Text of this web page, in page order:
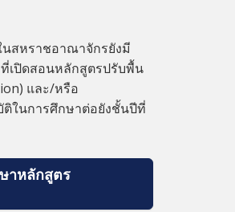
นสหราชอาณาจักรยังมี
เปิดสอนหลักสูตรปรับพื้น
และ/หรือ
ในการศึกษาต่อยังชั้นปีที่
าหลักสูตร